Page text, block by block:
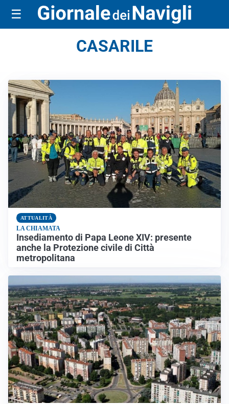
☰
CASARILE
ATTUALITÀ
LA CHIAMATA
Insediamento di Papa Leone XIV: presente
anche la Protezione civile di Città
metropolitana